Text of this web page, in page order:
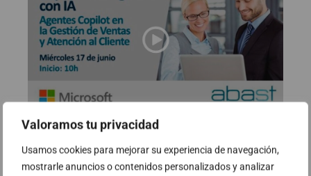
Valoramos tu privacidad
Usamos cookies para mejorar su experiencia de navegación,
mostrarle anuncios o contenidos personalizados y analizar
Webinar: Impulsa tu negocio con
IA – Agentes Copilot en la Gestión